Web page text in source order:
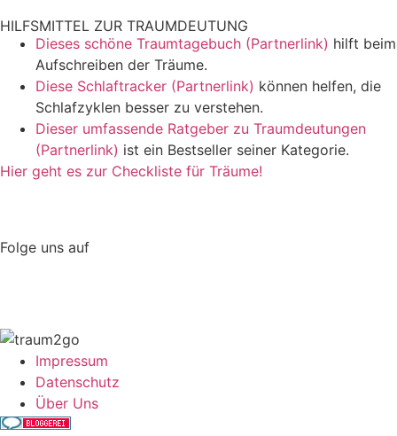
HILFSMITTEL ZUR TRAUMDEUTUNG
Dieses schöne Traumtagebuch (Partnerlink) hilft beim
Aufschreiben der Träume.
Diese Schlaftracker (Partnerlink) können helfen, die
Schlafzyklen besser zu verstehen.
Dieser umfassende Ratgeber zu Traumdeutungen
(Partnerlink) ist ein Bestseller seiner Kategorie.
Hier geht es zur Checkliste für Träume!
Folge uns auf
Impressum
Datenschutz
Über Uns